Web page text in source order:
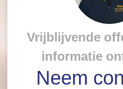
Vrijblijvende
informatie
Neem